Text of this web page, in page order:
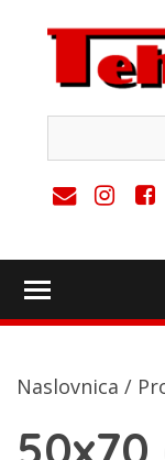
content
Naslovnica /